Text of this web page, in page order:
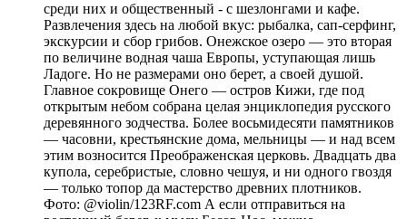
среди них и общественный - с шезлонгами и кафе.
Развлечения здесь на любой вкус: рыбалка, сап-серфинг,
экскурсии и сбор грибов. Онежское озеро — это вторая
по величине водная чаша Европы, уступающая лишь
Ладоге. Но не размерами оно берет, а своей душой.
Главное сокровище Онего — остров Кижи, где под
открытым небом собрана целая энциклопедия русского
деревянного зодчества. Более восьмидесяти памятников
— часовни, крестьянские дома, мельницы — и над всем
этим возносится Преображенская церковь. Двадцать два
купола, серебристые, словно чешуя, и ни одного гвоздя
— только топор да мастерство древних плотников.
Фото: @violin/123RF.com А если отправиться на